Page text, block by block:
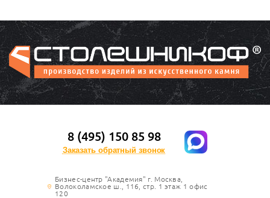
8 (495) 150 85 98
Заказать обратный звонок
Бизнес-центр "Академия" г. Москва,
Волоколамское ш., 116, стр. 1 этаж 1 офис
120